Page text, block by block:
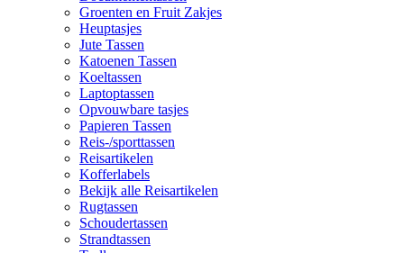
Groenten en Fruit Zakjes
Heuptasjes
Jute Tassen
Katoenen Tassen
Koeltassen
Laptoptassen
Opvouwbare tasjes
Papieren Tassen
Reis-/sporttassen
Reisartikelen
Kofferlabels
Bekijk alle Reisartikelen
Rugtassen
Schoudertassen
Strandtassen